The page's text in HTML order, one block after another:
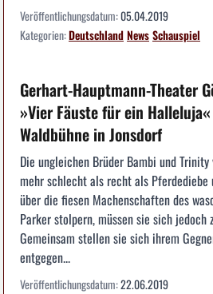
Veröffentlichungsdatum:05.04.2019
Kategorien:DeutschlandNewsSchauspiel
Gerhart-Hauptmann-Theater
»Vier Fäuste für ein
Waldbühne in Jonsdorf
Die ungleichen Brüder Bambi und
mehr schlecht als recht als Pferdediebe
über die fiesen Machenschaften des
Parker stolpern, müssen sie sich jedoch
Gemeinsam stellen sie sich ihrem
entgegen...
Veröffentlichungsdatum:22.06.2019